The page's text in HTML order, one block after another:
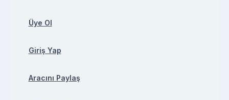
Üye Ol
Giriş Yap
Aracını Paylaş